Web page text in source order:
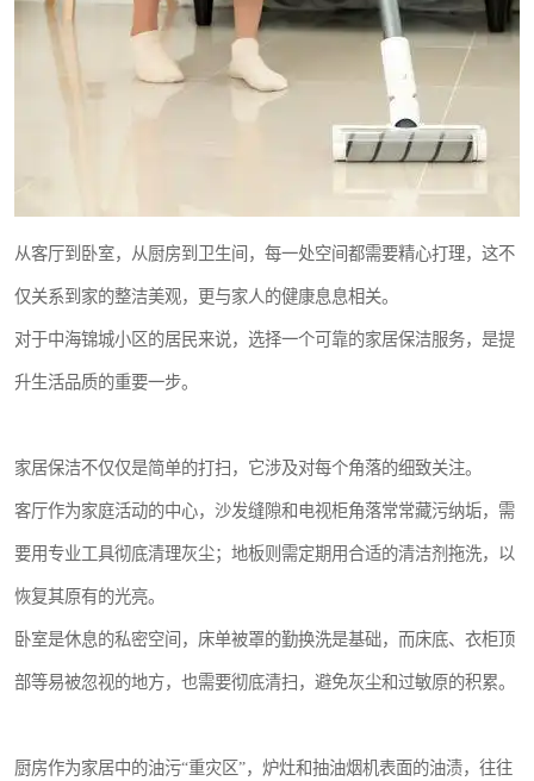
从客厅到卧室，从厨房到卫生间，每一处空间都需要精心打理，这不
仅关系到家的整洁美观，更与家人的健康息息相关。
对于中海锦城小区的居民来说，选择一个可靠的家居保洁服务，是提
升生活品质的重要一步。
家居保洁不仅仅是简单的打扫，它涉及对每个角落的细致关注。
客厅作为家庭活动的中心，沙发缝隙和电视柜角落常常藏污纳垢，需
要用专业工具彻底清理灰尘；地板则需定期用合适的清洁剂拖洗，以
恢复其原有的光亮。
卧室是休息的私密空间，床单被罩的勤换洗是基础，而床底、衣柜顶
部等易被忽视的地方，也需要彻底清扫，避免灰尘和过敏原的积累。
厨房作为家居中的油污“重灾区”，炉灶和抽油烟机表面的油渍，往往